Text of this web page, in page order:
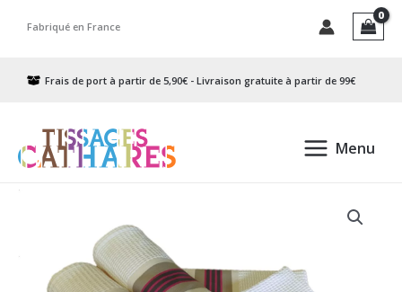
Fabriqué en France
Frais de port à partir de 5,90€ - Livraison gratuite à partir de 99€
Menu